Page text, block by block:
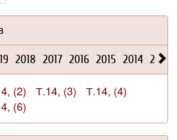
2018 2017 2016 2015 2014 2013
(2) Т.14, (3)
Т.14, (4)
(6)